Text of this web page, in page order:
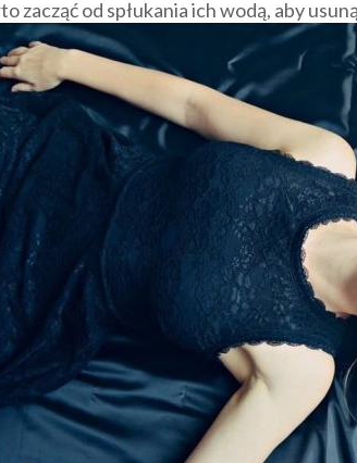
zacząć od spłukania ich wodą, aby